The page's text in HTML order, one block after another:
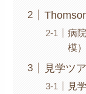
病
模）
見学ツ
見